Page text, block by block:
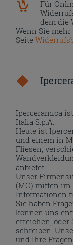
Für
dem die
Wenn Sie
Seite
Iperceramica
Italia S.p.A..
Heute ist
und einem in
Fliesen,
anbietet.
Unser
(MO) mitten im
Informationen
Sie haben
können uns
erreichen,
schreiben.
und Ihre